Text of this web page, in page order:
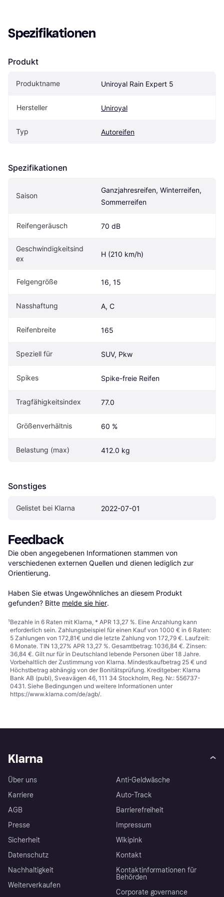
Spezifikationen
Produkt
Produktname Uniroyal Rain Expert 5
Hersteller Uniroyal
Typ Autoreifen
Spezifikationen
Saison
Ganzjahresreifen, Winterreifen,
Sommerreifen
Reifengeräusch 70 dB
Geschwindigkeitsind
ex
H (210 km/h)
Felgengröße 16, 15
Nasshaftung A, C
Reifenbreite 165
Speziell für SUV, Pkw
Spikes Spike-freie Reifen
Tragfähigkeitsindex 77.0
Größenverhältnis 60 %
Belastung (max) 412.0 kg
Sonstiges
Gelistet bei Klarna 2022-07-01
Feedback
Die oben angegebenen Informationen stammen von
verschiedenen externen Quellen und dienen lediglich zur
Orientierung.
Haben Sie etwas Ungewöhnliches an diesem Produkt
gefunden? Bitte melde sie hier.
¹Bezahle in 6 Raten mit Klarna, * APR 13,27 %. Eine Anzahlung kann
erforderlich sein. Zahlungsbeispiel für einen Kauf von 1000 € in 6 Raten:
5 Zahlungen von 172,81€ und die letzte Zahlung von 172,79 €. Laufzeit:
6 Monate. TIN 13,27% APR 13,27 %. Gesamtbetrag: 1036,84 €. Zinsen:
36,84 €. Gilt nur für in Deutschland lebende Personen über 18 Jahre.
Vorbehaltlich der Zustimmung von Klarna. Mindestkaufbetrag 25 € und
Höchstbetrag abhängig von der Bonitätsprüfung. Kreditgeber: Klarna
Bank AB (publ), Sveavägen 46, 111 34 Stockholm, Reg. Nr.: 556737-
0431. Siehe Bedingungen und weitere Informationen unter
https://www.klarna.com/de/agb/.
Klarna
Über uns
Karriere
AGB
Presse
Sicherheit
Datenschutz
Nachhaltigkeit
Weiterverkaufen
Anti-Geldwäsche
Auto-Track
Barrierefreiheit
Impressum
Wikipink
Kontakt
Kontaktinformationen für
Behörden
Corporate governance